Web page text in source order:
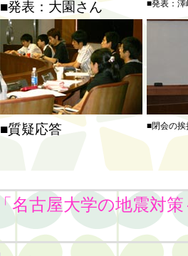
■発表：大園さん ■発表：澤
■質疑応答 ■閉会の挨
「名古屋大学の地震対